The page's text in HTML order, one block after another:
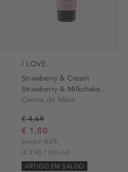
I LOVE...
Strawberry & Cream
Strawberry & Milkshake...
Creme de Mãos
€ 4,69
€ 1,80
poupe -62%
(€ 2,40 / 100 ml)
ARTIGO EM SALDO